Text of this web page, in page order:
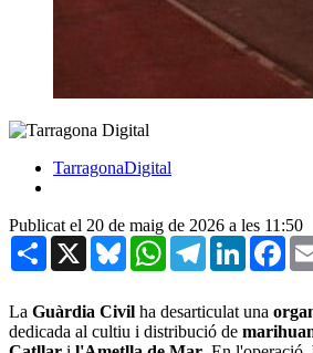
TarragonaDigital
Publicat el 20 de maig de 2026 a les 11:50
Share X BlueskyWhatsAppTelegramLinkedIn
La Guàrdia Civil ha desarticulat una
dedicada al cultiu i distribució de